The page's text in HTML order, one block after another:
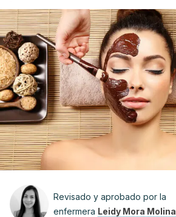
Revisado y aprobado por la
enfermera Leidy Mora Molina